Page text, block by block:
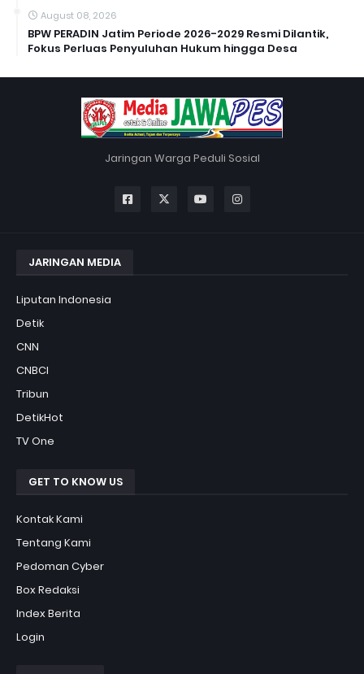
August 08, 2026
BPW PERADIN Jatim Periode 2026-2029 Resmi Dilantik,
Fokus Perluas Penyuluhan Hukum hingga Desa
Jaringan Warga Peduli Sosial
JARINGAN MEDIA
Liputan Indonesia
Detik
CNN
CNBCI
Tribun
DetikHot
TV One
GET TO KNOW US
Kontak Kami
Tentang Kami
Pedoman Cyber
Box Redaksi
Index Berita
Login